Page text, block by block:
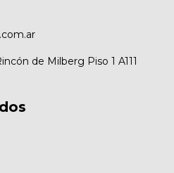
de Milberg Piso 1 A111